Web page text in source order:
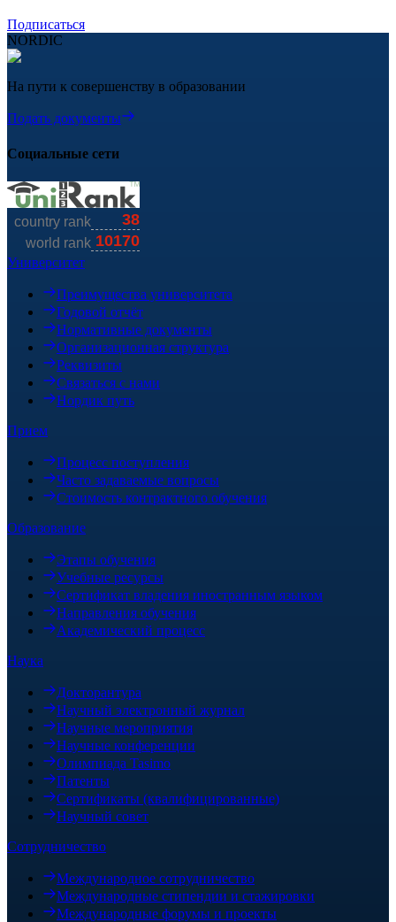
Подписаться
NORDIC
На пути к совершенству в образовании
Подать документы
Социальные сети
Университет
Преимущества университета
Годовой отчёт
Нормативные документы
Организационная структура
Реквизиты
Связаться с нами
Нордик путь
Прием
Процесс поступления
Часто задаваемые вопросы
Стоимость контрактного обучения
Образование
Этапы обучения
Учебные ресурсы
Сертификат владения иностранным языком
Направления обучения
Академический процесс
Наука
Докторантура
Научный электронный журнал
Научные мероприятия
Научные конференции
Олимпиада Tasimo
Патенты
Сертификаты (квалифицированные)
Научный совет
Сотрудничество
Международное сотрудничество
Международные стипендии и стажировки
Международные форумы и проекты